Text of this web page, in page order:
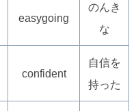
easygoing
のんき
な
confident
自信を
持った